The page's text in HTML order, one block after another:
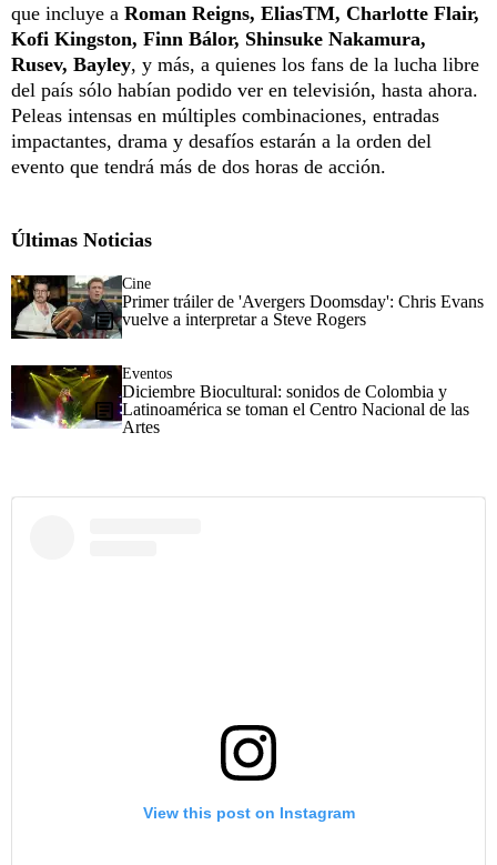
que incluye a Roman Reigns, EliasTM, Charlotte Flair,
Kofi Kingston, Finn Bálor, Shinsuke Nakamura,
Rusev, Bayley, y más, a quienes los fans de la lucha libre
del país sólo habían podido ver en televisión, hasta ahora.
Peleas intensas en múltiples combinaciones, entradas
impactantes, drama y desafíos estarán a la orden del
evento que tendrá más de dos horas de acción.
Últimas Noticias
Cine
Primer tráiler de 'Avergers Doomsday': Chris Evans
vuelve a interpretar a Steve Rogers
Eventos
Diciembre Biocultural: sonidos de Colombia y
Latinoamérica se toman el Centro Nacional de las
Artes
View this post on Instagram